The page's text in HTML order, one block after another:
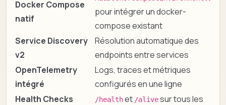
Docker Compose
natif
pour intégrer un docker-
compose existant
Service Discovery
v2
Résolution automatique des
endpoints entre services
OpenTelemetry
intégré
Logs, traces et métriques
configurés en une ligne
Health Checks
/healthet /alivesur tous les